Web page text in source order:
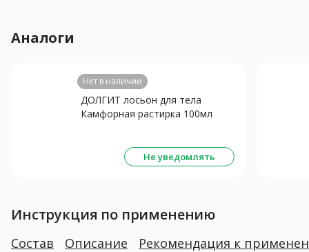
Аналоги
Нет в наличии
ДОЛГИТ лосьон для тела
Камфорная растирка 100мл
Не уведомлять
Инструкция по применению
Состав Описание Рекомендация к